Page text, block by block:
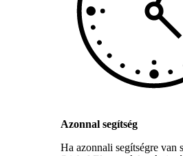
Azonnal segítség
Ha azonnali segítségre van